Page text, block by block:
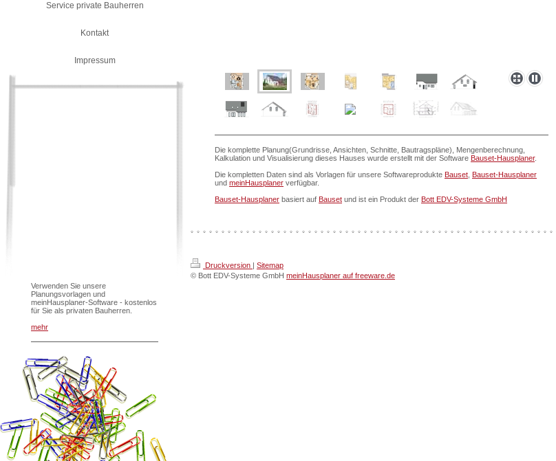
Die komplette Planung(Grundrisse, Ansichten, Schnitte, Bautragspläne), Mengenberechnung,
Kalkulation und Visualisierung dieses Hauses wurde erstellt mit der Software Bauset-Hausplaner.
Die kompletten Daten sind als Vorlagen für unsere Softwareprodukte Bauset Bauset-Hausplaner
und meinHausplaner verfügbar.
Bauset-Hausplaner basiert auf Bauset und ist ein Produkt der Bott EDV-Systeme GmbH
Druckversion | Sitemap
© Bott EDV-Systeme GmbH meinHausplaner auf freeware.de
Service private Bauherren
Kontakt
Impressum
Verwenden Sie unsere
Planungsvorlagen und
meinHausplaner-Software - kostenlos
für Sie als privaten Bauherren.
mehr